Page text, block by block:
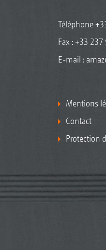
Téléphone
Fax : +33
E-mail :
Mentions
Contact
Protection